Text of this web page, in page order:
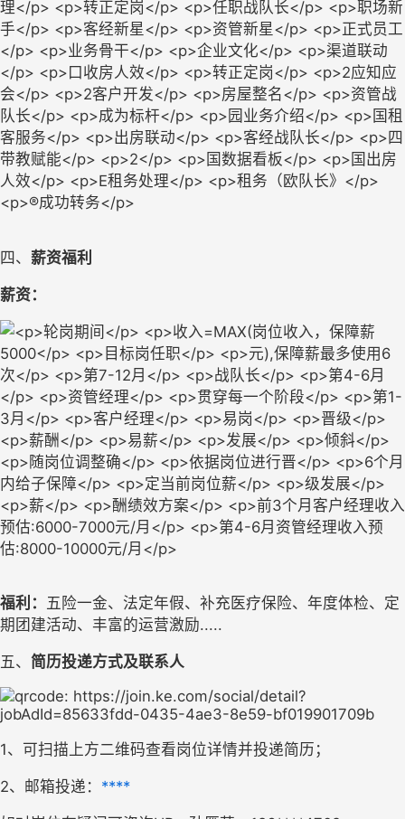
四、 薪资福利
薪资：
福利： 五险一金、法定年假、补充医疗保险、年度体检、定
期团建活动、丰富的运营激励.....
五、 简历投递方式及联系人
1、可扫描上方二维码查看岗位详情并投递简历；
2、邮箱投递： ****